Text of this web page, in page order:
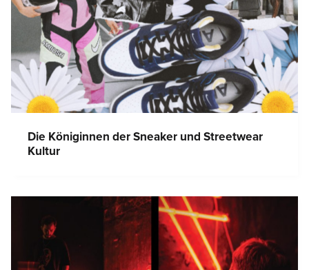
Die Königinnen der Sneaker und Streetwear
Kultur